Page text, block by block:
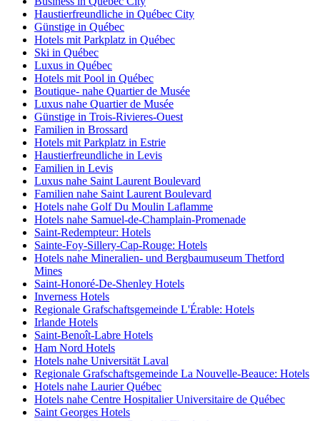
Haustierfreundliche in Québec City
Günstige in Québec
Hotels mit Parkplatz in Québec
Ski in Québec
Luxus in Québec
Hotels mit Pool in Québec
Boutique- nahe Quartier de Musée
Luxus nahe Quartier de Musée
Günstige in Trois-Rivieres-Ouest
Familien in Brossard
Hotels mit Parkplatz in Estrie
Haustierfreundliche in Levis
Familien in Levis
Luxus nahe Saint Laurent Boulevard
Familien nahe Saint Laurent Boulevard
Hotels nahe Golf Du Moulin Laflamme
Hotels nahe Samuel-de-Champlain-Promenade
Saint-Redempteur: Hotels
Sainte-Foy-Sillery-Cap-Rouge: Hotels
Hotels nahe Mineralien- und Bergbaumuseum Thetford
Mines
Saint-Honoré-De-Shenley Hotels
Inverness Hotels
Regionale Grafschaftsgemeinde L'Érable: Hotels
Irlande Hotels
Saint-Benoît-Labre Hotels
Ham Nord Hotels
Hotels nahe Universität Laval
Regionale Grafschaftsgemeinde La Nouvelle-Beauce: Hotels
Hotels nahe Laurier Québec
Hotels nahe Centre Hospitalier Universitaire de Québec
Saint Georges Hotels